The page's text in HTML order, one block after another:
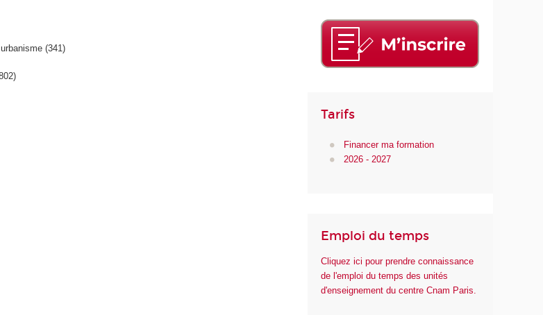
(341)
Tarifs
Financer ma formation
2026 - 2027
Emploi du temps
Cliquez ici pour prendre connaissance
de l'emploi du temps des unités
d'enseignement du centre Cnam Paris.